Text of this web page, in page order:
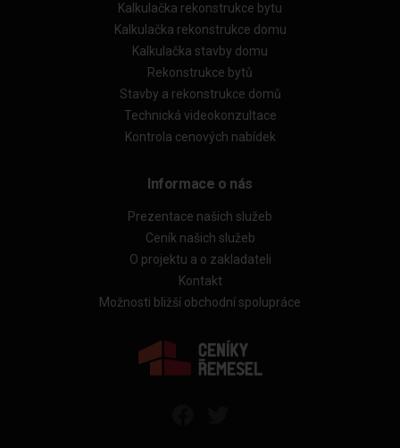
Kalkulačka rekonstrukce bytu
Kalkulačka rekonstrukce domu
Kalkulačka stavby domu
Rekonstrukce bytů
Stavby a rekonstrukce domů
Technická videokonzultace
Kontrola cenových nabídek
Informace o nás
Prezentace našich služeb
Ceník našich služeb
O projektu a o zakladateli
Kontakt
Možnosti bližší obchodní spolupráce